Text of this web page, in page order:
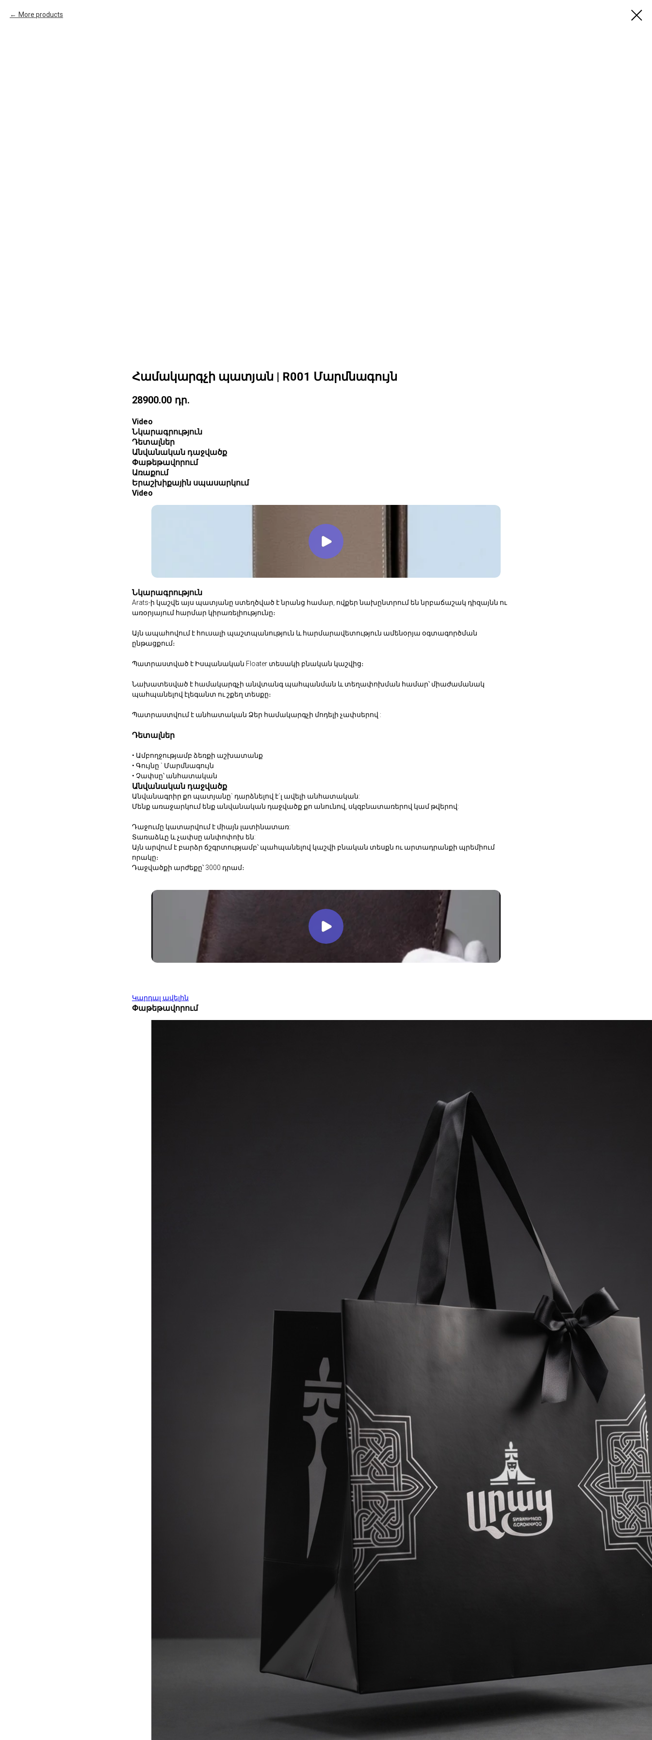
More products
Համակարգչի պատյան | R001 Մարմնագույն
28900.00 դր.
Video
Նկարագրություն
Դետալներ
Անվանական դաջվածք
Փաթեթավորում
Առաքում
Երաշխիքային սպասարկում
Video
Նկարագրություն
Arats-ի կաշվե այս պատյանը ստեղծված է նրանց համար, ովքեր նախընտրում են նրբաճաշակ դիզայնն ու
առօրյայում հարմար կիրառելիությունը։
Այն ապահովում է հուսալի պաշտպանություն և հարմարավետություն ամենօրյա օգտագործման
ընթացքում։
Պատրաստված է Իսպանական Floater տեսակի բնական կաշվից։
Նախատեսված է համակարգչի անվտանգ պահպանման և տեղափոխման համար՝ միաժամանակ
պահպանելով էլեգանտ ու շքեղ տեսքը։
Պատրաստվում է անհատական Ձեր համակարգչի մոդելի չափսերով :
Դետալներ
• Ամբողջությամբ ձեռքի աշխատանք
• ⁠Գույնը ` Մարմնագույն
• Չափսը՝ անհատական
Անվանական դաջվածք
Անվանագրիր քո պատյանը` դարձնելով է´լ ավելի անհատական:
Մենք առաջարկում ենք անվանական դաջվածք քո անունով, սկզբնատառերով կամ թվերով:
Դաջումը կատարվում է միայն լատինատառ:
Տառաձևը և չափսը անփոփոխ են:
Այն արվում է բարձր ճշգրտությամբ՝ պահպանելով կաշվի բնական տեսքն ու արտադրանքի պրեմիում
որակը։
Դաջվածքի արժեքը՝ 3000 դրամ։
Կարդալ ավելին
Փաթեթավորում